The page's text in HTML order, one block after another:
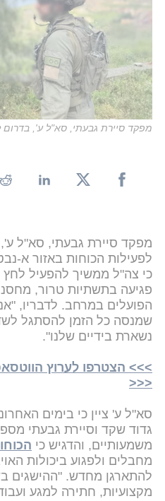
מפקד סיירת גבעתי, סא"ל ע', בדרום
מפקד סיירת גבעתי, סא"ל
לפעילות הכוחות באזור א-
כי צה"ל ממשיך להפעיל לחץ
פגיעה בתשתיות טרור,
הפועלים במרחב. לדבריו,
שמנסה כל הזמן להסתגל
נשארת בידיים שלנו".
<<<
סא"ל ע' ציין כי בימים
גדוד שקד וסיירת גבעתי
משמעותיים, והדגיש כי
מחבלים ולפגוע ביכולות
להתארגן מחדש. "ההישגים
מקצועיות, חתירה למגע